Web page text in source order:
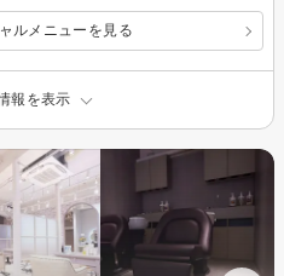
ルメニューを見る
報を表示